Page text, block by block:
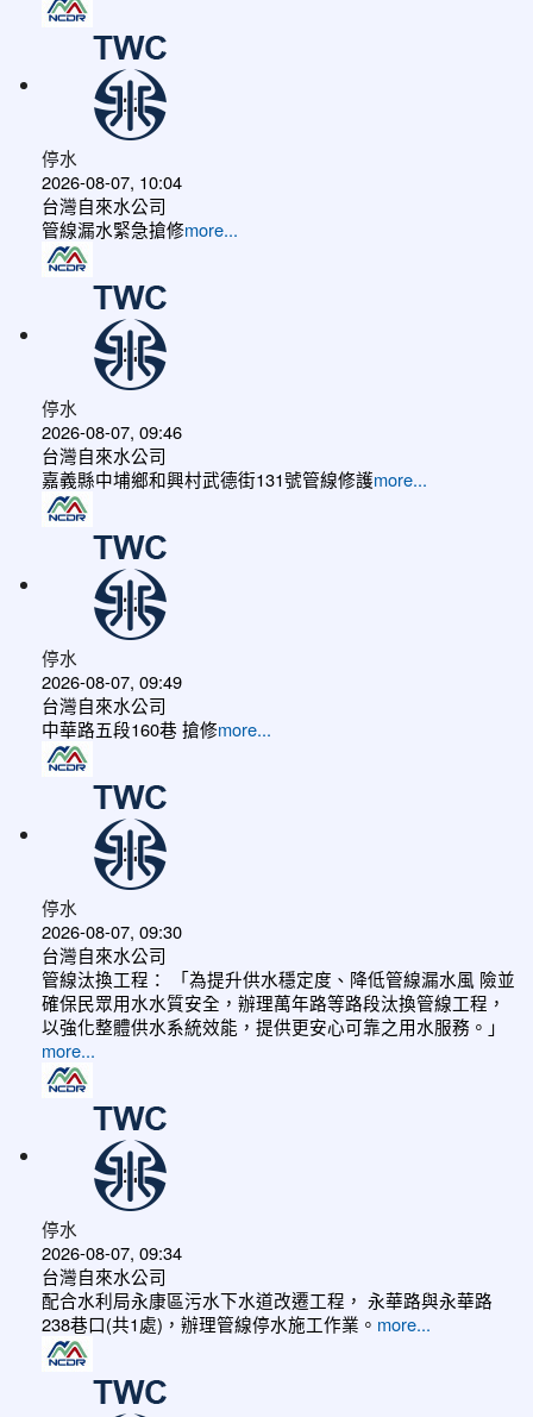
停水
2026-08-07, 10:04
台灣自來水公司
管線漏水緊急搶修more...
停水
2026-08-07, 09:46
台灣自來水公司
嘉義縣中埔鄉和興村武德街131號管線修護more...
停水
2026-08-07, 09:49
台灣自來水公司
中華路五段160巷 搶修more...
停水
2026-08-07, 09:30
台灣自來水公司
管線汰換工程： 「為提升供水穩定度、降低管線漏水風 險並
確保民眾用水水質安全，辦理萬年路等路段汰換管線工程，
以強化整體供水系統效能，提供更安心可靠之用水服務。」
more...
停水
2026-08-07, 09:34
台灣自來水公司
配合水利局永康區污水下水道改遷工程， 永華路與永華路
238巷口(共1處)，辦理管線停水施工作業。 more...